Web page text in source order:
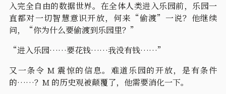
入完全自由的数据世界。在全体人类进入乐园前，乐园一
直都对一切智慧意识开放，何来“偷渡”一说？他继续
问，“你为什么要偷渡到乐园里？”
“进入乐园……要花钱……我没有钱……”
又一条令 M 震惊的信息。难道乐园的开放，是有条件
的……？M 的历史观被颠覆了，他需要消化一下。